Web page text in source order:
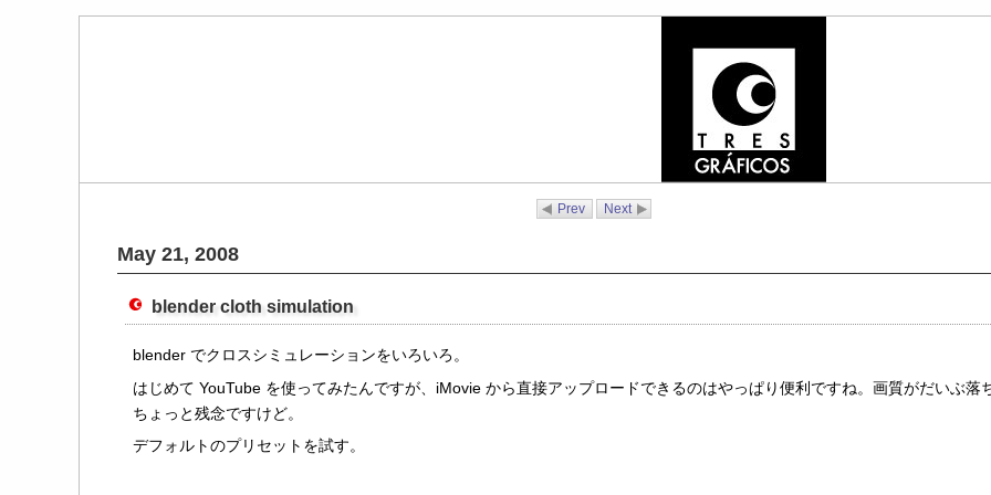
Prev Next
May 21, 2008
blender cloth simulation
blender でクロスシミュレーションをいろいろ。
はじめて YouTube を使ってみたんですが、iMovie から直接アップロードできるのはやっぱり便利ですね。画質がだいぶ落
ちょっと残念ですけど。
デフォルトのプリセットを試す。